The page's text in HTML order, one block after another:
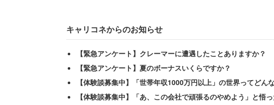
キャリコネからのお知らせ
【緊急アンケート】クレーマーに遭遇したことありますか？
【緊急アンケート】夏のボーナスいくらですか？
【体験談募集中】「世帯年収1000万円以上」の世界ってどん
【体験談募集中】「あ、この会社で頑張るのやめよう」と悟